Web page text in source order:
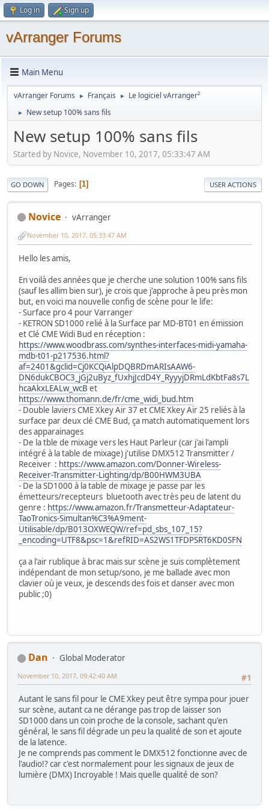
Log in Sign up
vArranger Forums
Main Menu
vArranger Forums ► Français ► Le logiciel vArranger²
► New setup 100% sans fils
New setup 100% sans fils
Started by Novice, November 10, 2017, 05:33:47 AM
GO DOWN Pages 1 USER ACTIONS
Novice vArranger
November 10, 2017, 05:33:47 AM
Hello les amis,
En voilà des années que je cherche une solution 100% sans fils
(sauf les allim bien sur), je crois que j'approche à peu près mon
but, en voici ma nouvelle config de scène pour le life:
- Surface pro 4 pour Varranger
- KETRON SD1000 relié à la Surface par MD-BT01 en émission
et Clé CME Widi Bud en réception :
https://www.woodbrass.com/synthes-interfaces-midi-yamaha-
mdb-t01-p217536.html?
af=2401&gclid=Cj0KCQiAlpDQBRDmARIsAAW6-
DN6dukCBOC3_jGj2uByz_fUxhjJcdD4Y_RyyyjDRmLdKbtFa8s7L
hcaAkxLEALw_wcB et
https://www.thomann.de/fr/cme_widi_bud.htm
- Double laviers CME Xkey Air 37 et CME Xkey Air 25 reliés à la
surface par deux clé CME Bud, ça match automatiquement lors
des apparainages
- De la tble de mixage vers les Haut Parleur (car j'ai l'ampli
intégré à la table de mixage) j'utilise DMX512 Transmitter /
Receiver : https://www.amazon.com/Donner-Wireless-
Receiver-Transmitter-Lighting/dp/B00HWM3UBA
- De la SD1000 à la table de mixage je passe par les
émetteurs/recepteurs bluetooth avec très peu de latent du
genre : https://www.amazon.fr/Transmetteur-Adaptateur-
TaoTronics-Simultan%C3%A9ment-
Utilisable/dp/B013OXWEQW/ref=pd_sbs_107_15?
_encoding=UTF8&psc=1&refRID=AS2WS1TFDPSRT6KD0SFN
ça a l'air rublique à brac mais sur scène je suis complètement
indépendant de mon setup/sono, je me ballade avec mon
clavier où je veux, je descends des fois et danser avec mon
public ;0)
Dan
Global Moderator
#1
November 10, 2017, 09:42:40 AM
Autant le sans fil pour le CME Xkey peut être sympa pour jouer
sur scène, autant ca ne dérange pas trop de laisser son
SD1000 dans un coin proche de la console, sachant qu'en
général, le sans fil dégrade un peu la qualité de son et ajoute
de la latence.
Je ne comprends pas comment le DMX512 fonctionne avec de
l'audio!? car c'est normalement pour les signaux de jeux de
lumière (DMX) Incroyable ! Mais quelle qualité de son?